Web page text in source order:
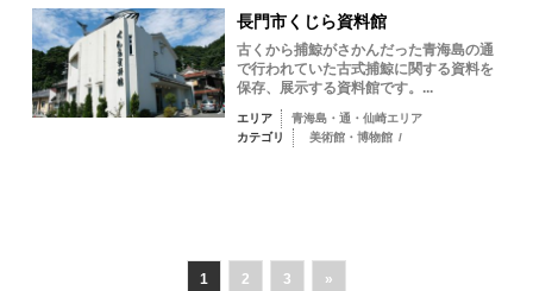
長門市くじら資料館
古くから捕鯨がさかんだった青海島の通
で行われていた古式捕鯨に関する資料を
保存、展示する資料館です。...
エリア
青海島・通・仙崎エリア
カテゴリ
美術館・博物館 /
1 2 3 »